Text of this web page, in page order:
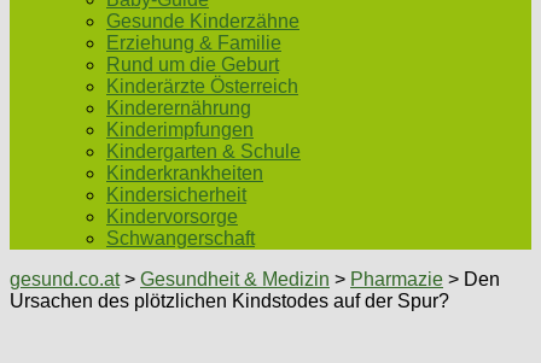
Gesunde Kinderzähne
Erziehung & Familie
Rund um die Geburt
Kinderärzte Österreich
Kinderernährung
Kinderimpfungen
Kindergarten & Schule
Kinderkrankheiten
Kindersicherheit
Kindervorsorge
Schwangerschaft
gesund.co.at> Gesundheit & Medizin > Pharmazie > Den
Ursachen des plötzlichen Kindstodes auf der Spur?